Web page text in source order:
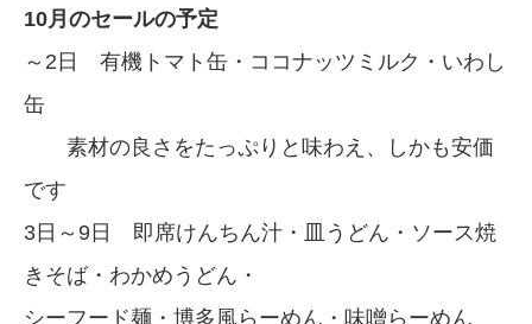
10月のセールの予定
～2日 有機トマト缶・ココナッツミルク・いわし
缶
素材の良さをたっぷりと味わえ、しかも安価
です
3日～9日 即席けんちん汁・皿うどん・ソース焼
きそば・わかめうどん・
シーフード麺・博多風らーめん・味噌らーめん